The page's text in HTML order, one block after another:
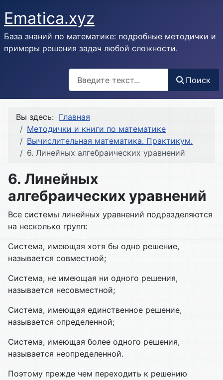
Ematica.xyz
База знаний по математике: подробные методички и
примеры решения задач любой сложности.
Поиск
Вы здесь: Главная
Методички и книги по математике
Вычислительная математика. Практикум.
6. Линейных алгебраических уравнений
6. Линейных
алгебраических уравнений
Все системы линейных уравнений подразделяются
на несколько групп:
Система, имеющая хотя бы одно решение,
называется совместной;
Система, не имеющая ни одного решения,
называется несовместной;
Система, имеющая единственное решение,
называется определенной;
Система, имеющая более одного решения,
называется неопределенной.
Поэтому прежде чем переходить к решению